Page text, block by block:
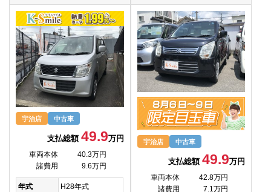
宇治店 中古車
支払総額 49.9万円
車両本体
40.3万円
諸費用
9.6万円
年式 H28年式
宇治店 中古車
支払総額49.9万円
車両本体
42.8万円
諸費用
7.1万円